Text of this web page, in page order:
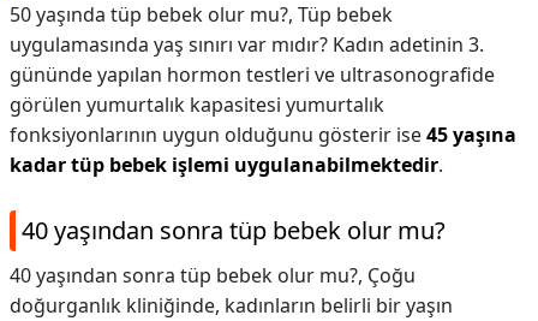
50 yaşında tüp bebek olur mu?, Tüp bebek
uygulamasında yaş sınırı var mıdır? Kadın adetinin 3.
gününde yapılan hormon testleri ve ultrasonografide
görülen yumurtalık kapasitesi yumurtalık
fonksiyonlarının uygun olduğunu gösterir ise45 yaşına
kadar tüp bebek işlemi uygulanabilmektedir.
40 yaşından sonra tüp bebek olur mu?
40 yaşından sonra tüp bebek olur mu?, Çoğu
doğurganlık kliniğinde, kadınların belirli bir yaşın